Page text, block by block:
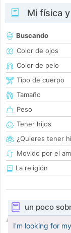
Mi física
Buscando
Color de ojos
Color de pelo
Tipo de cuerpo
Tamaño
Peso
Tener hijos
¿Quieres tener
Movido por el
La religión
un poco
I'm looking for